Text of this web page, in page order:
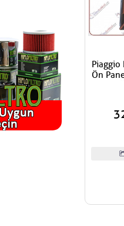
Piaggio
Ön
Tip